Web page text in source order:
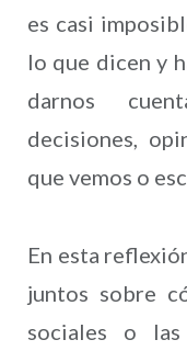
es casi
lo que dicen y
darnos
decisiones,
que vemos o
En esta
juntos sobre
sociales o las